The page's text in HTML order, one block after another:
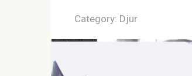
Category: Djur